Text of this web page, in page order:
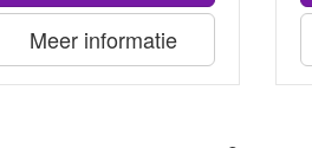
Meer informatie